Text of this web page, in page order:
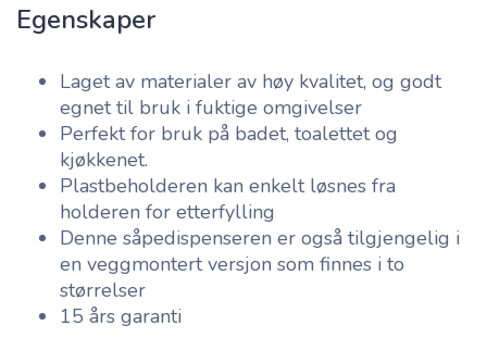
Egenskaper
Laget av materialer av høy kvalitet, og godt
egnet til bruk i fuktige omgivelser
Perfekt for bruk på badet, toalettet og
kjøkkenet.
Plastbeholderen kan enkelt løsnes fra
holderen for etterfylling
Denne såpedispenseren er også tilgjengelig i
en veggmontert versjon som finnes i to
størrelser
15 års garanti